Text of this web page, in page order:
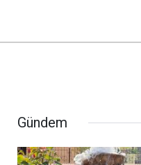
Gündem